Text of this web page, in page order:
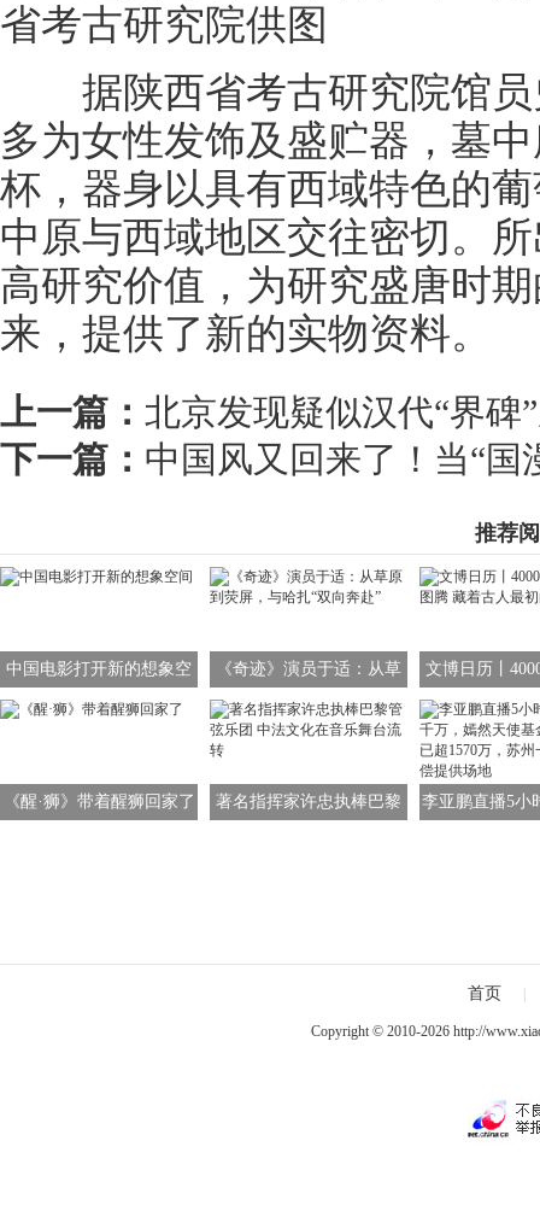
省考古研究院供图
据陕西省考古研究院馆员
多为女性发饰及盛贮器，墓
杯，器身以具有西域特色的
中原与西域地区交往密切。
高研究价值，为研究盛唐时
来，提供了新的实物资料。
上一篇： 北京发现疑似汉代“界碑
下一篇： 中国风又回来了！当“国
推荐
中国电影打开新的想象空
间
《奇迹》演员于适：从草
原到荧屏，与哈扎“双向奔
赴”
文博日历丨
龙图腾 藏着古
象
《醒·狮》带着醒狮回家了
著名指挥家许忠执棒巴黎
李亚鹏直播5小
首页
Copyright © 2010-2026 http://